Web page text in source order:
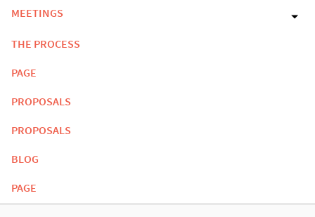
MEETINGS
THE PROCESS
PAGE
PROPOSALS
PROPOSALS
BLOG
PAGE